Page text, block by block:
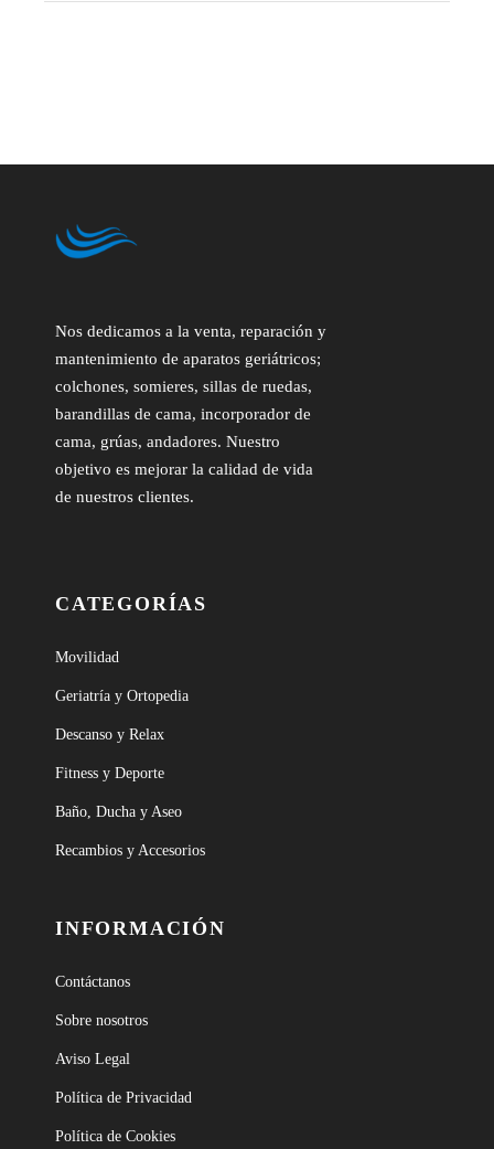
Nos dedicamos a la venta, reparación y
mantenimiento de aparatos geriátricos;
colchones, somieres, sillas de ruedas,
barandillas de cama, incorporador de
cama, grúas, andadores. Nuestro
objetivo es mejorar la calidad de vida
de nuestros clientes.
CATEGORÍAS
Movilidad
Geriatría y Ortopedia
Descanso y Relax
Fitness y Deporte
Baño, Ducha y Aseo
Recambios y Accesorios
INFORMACIÓN
Contáctanos
Sobre nosotros
Aviso Legal
Política de Privacidad
Política de Cookies